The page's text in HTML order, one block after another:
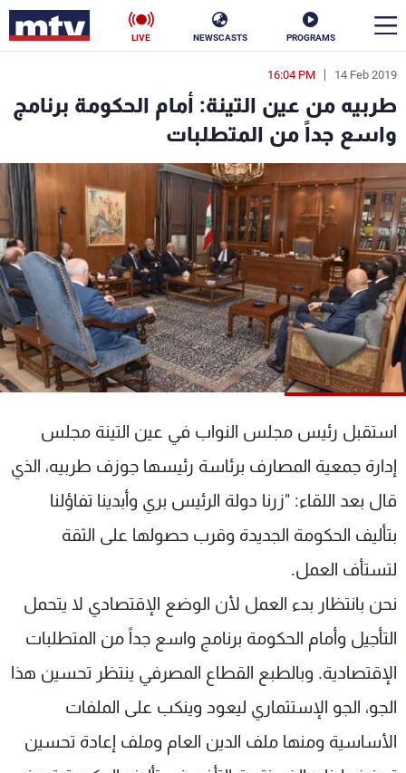
PROGRAMS
NEWSCASTS
LIVE
14 Feb 2019
16:04 PM
طربيه من عين التينة: أمام الحكومة برنامج
واسع جداً من المتطلبات
استقبل رئيس مجلس النواب في عين التينة مجلس
إدارة جمعية المصارف برئاسة رئيسها جوزف طربيه، الذي
قال بعد اللقاء: "زرنا دولة الرئيس بري وأبدينا تفاؤلنا
بتأليف الحكومة الجديدة وقرب حصولها على الثقة
لتستأف العمل.
نحن بانتظار بدء العمل لأن الوضع الإقتصادي لا يتحمل
التأجيل وأمام الحكومة برنامج واسع جداً من المتطلبات
الإقتصادية. وبالطبع القطاع المصرفي ينتظر تحسين هذا
الجو، الجو الإستثماري ليعود وينكب على الملفات
الأساسية ومنها ملف الدين العام وملف إعادة تحسين
en
الأخبار
سياسة ناس
إقتصاد فن
منوعات رياضة
كأس العالم
البرامج
جدول البرامج
شاهد البرامج
عن MTV
الإنـتـاج
لاعلاناتكم
وظائف
تواصل معنا
شروط الإسـتخدام